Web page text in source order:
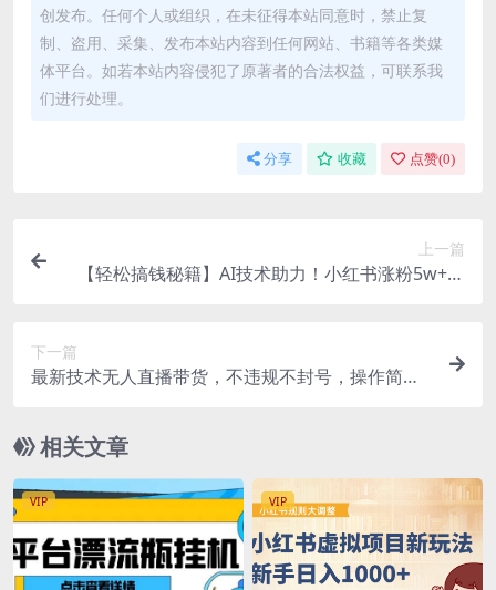
创发布。任何个人或组织，在未征得本站同意时，禁止复
制、盗用、采集、发布本站内容到任何网站、书籍等各类媒
体平台。如若本站内容侵犯了原著者的合法权益，可联系我
们进行处理。
分享 收藏 点赞(0)
上一篇
【轻松搞钱秘籍】AI技术助力！小红书涨粉5w+，
下一篇
最新技术无人直播带货，不违规不封号，操作简单
相关文章
VIP VIP